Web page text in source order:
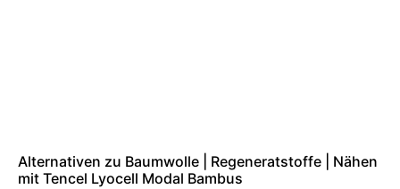
Alternativen zu Baumwolle | Regeneratstoffe | Nähen
mit Tencel Lyocell Modal Bambus